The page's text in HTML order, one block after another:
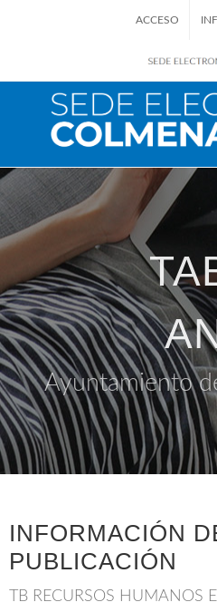
ACCESO
Ayuntamiento
INFORMACIÓN
PUBLICACIÓN
TB RECURSOS HUMANOS